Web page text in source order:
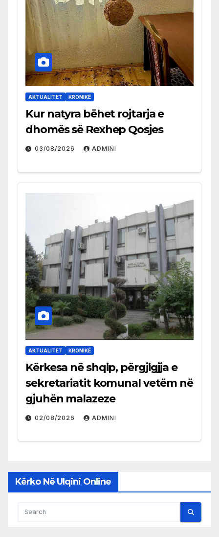
AKTUALITET KRONIKË
Kur natyra bëhet rojtarja e
dhomës së Rexhep Qosjes
03/08/2026 ADMINI
AKTUALITET KRONIKË
Kërkesa në shqip, përgjigjja e
sekretariatit komunal vetëm në
gjuhën malazeze
02/08/2026 ADMINI
Kërko Në Ulqini Online